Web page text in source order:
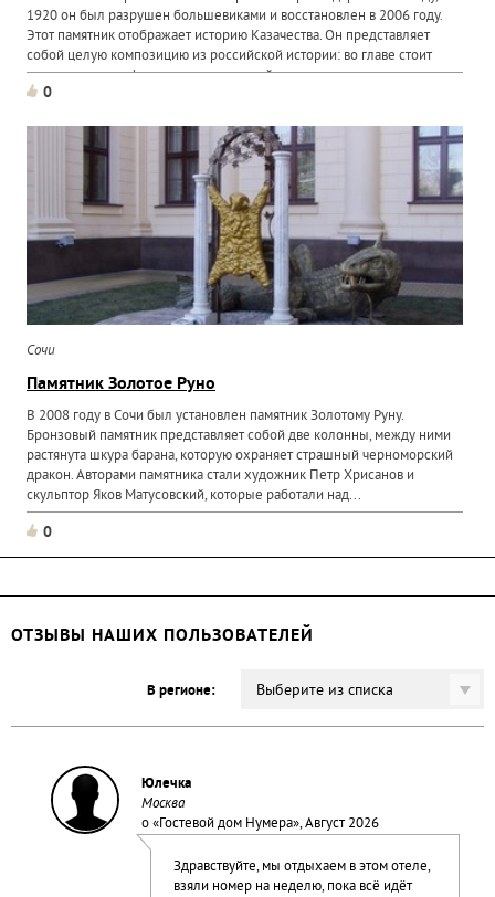
1920 он был разрушен большевиками и восстановлен в 2006 году.
Этот памятник отображает историю Казачества. Он представляет
собой целую композицию из российской истории: во главе стоит
великая царица, фигура и лицо которой исполнены в...
0
Сочи
Памятник Золотое Руно
В 2008 году в Сочи был установлен памятник Золотому Руну.
Бронзовый памятник представляет собой две колонны, между ними
растянута шкура барана, которую охраняет страшный черноморский
дракон. Авторами памятника стали художник Петр Хрисанов и
скульптор Яков Матусовский, которые работали над...
0
ОТЗЫВЫ НАШИХ ПОЛЬЗОВАТЕЛЕЙ
В регионе: Выберите из списка
Юлечка
Москва
о «Гостевой дом Нумера», Август 2026
Здравствуйте, мы отдыхаем в этом отеле,
взяли номер на неделю, пока всё идёт